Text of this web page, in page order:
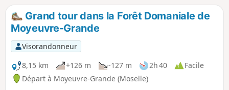
Grand tour dans la Forêt Domaniale de
Moyeuvre-Grande
Visorandonneur
8,15 km
+126 m -127 m 2h 40
Facile
Départ à Moyeuvre-Grande (Moselle)